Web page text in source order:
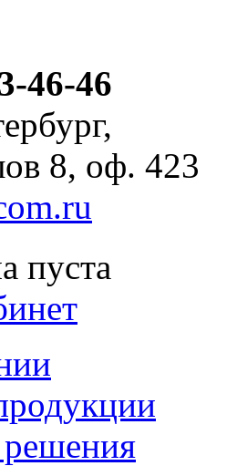
46-46
8, оф. 423
пуста